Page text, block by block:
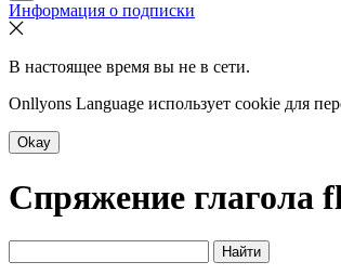
Информация о подписки
В настоящее время вы не в сети.
Onllyons Language использует cookie для
Okay
Спряжение глагола
Найти